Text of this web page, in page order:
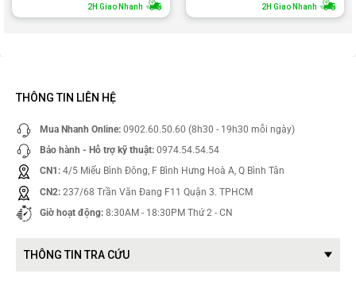
2H Giao Nhanh 2H Giao Nhanh
THÔNG TIN LIÊN HỆ
Mua Nhanh Online: 0902.60.50.60 (8h30 - 19h30 mỗi ngày)
Bảo hành - Hỗ trợ kỹ thuật: 0974.54.54.54
CN1: 4/5 Miếu Bình Đông, F Bình Hưng Hoà A, Q Bình Tân
CN2: 237/68 Trần Văn Đang F11 Quận 3. TPHCM
Giờ hoạt động: 8:30AM - 18:30PM Thứ 2 - CN
THÔNG TIN TRA CỨU